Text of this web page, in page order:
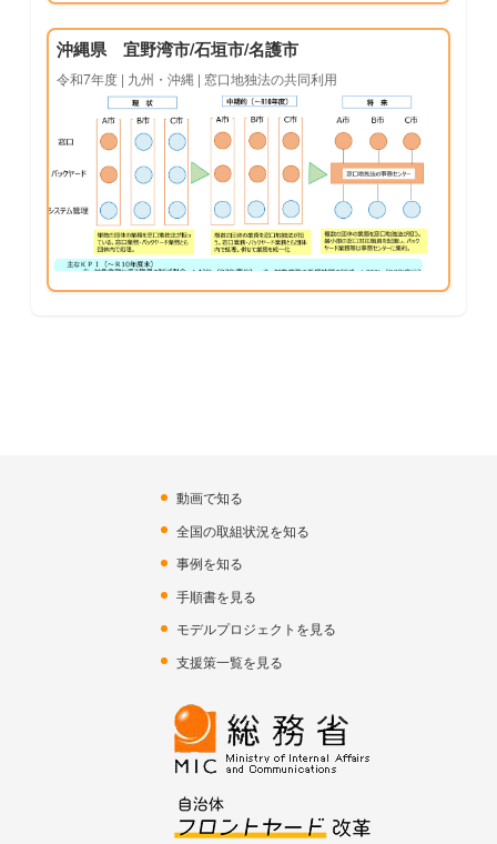
沖縄県 宜野湾市/石垣市/名護市
令和7年度 | 九州・沖縄 | 窓口地独法の共同利用
動画で知る
全国の取組状況を知る
事例を知る
手順書を見る
モデルプロジェクトを見る
支援策一覧を見る